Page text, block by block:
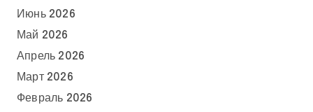
Июнь 2026
Май 2026
Апрель 2026
Март 2026
Февраль 2026